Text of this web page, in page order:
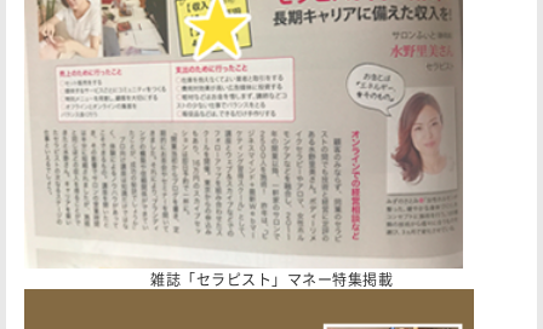
雑誌「セラピスト」マネー特集掲載